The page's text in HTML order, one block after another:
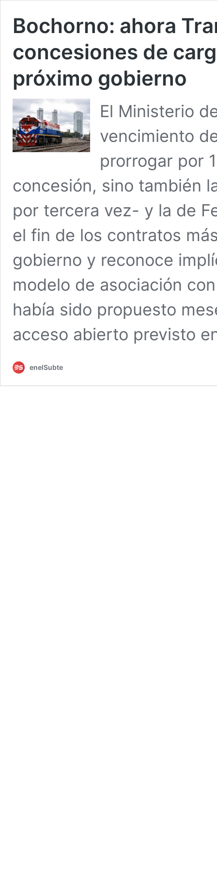
Bochorno: ahora
concesiones de
próximo gobierno
El Ministerio
vencimiento
prorrogar por
concesión, sino también
por tercera vez- y la de
el fin de los contratos
gobierno y reconoce
modelo de asociación
había sido propuesto
acceso abierto previsto
enelSubte